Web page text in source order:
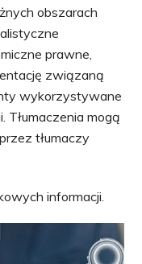
obszarach
prawne,
związaną
wykorzystywane
Tłumaczenia mogą
tłumaczy
informacji.